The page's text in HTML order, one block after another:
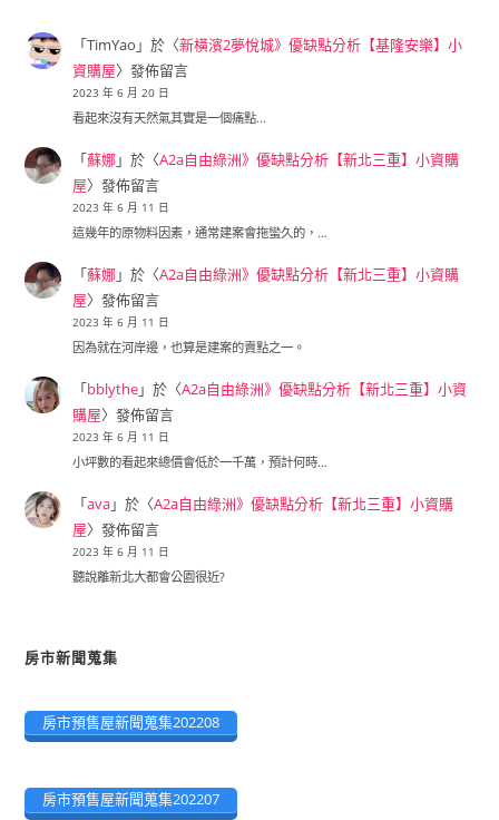
「TimYao 」於〈新橫濱2夢悅城》優缺點分析【基隆安樂】小
資購屋〉發佈留言
2023 年 6 月 20 日
看起來沒有天然氣其實是一個痛點...
「蘇娜」於〈A2a自由綠洲》優缺點分析【新北三重】小資購
屋〉發佈留言
2023 年 6 月 11 日
這幾年的原物料因素，通常建案會拖蠻久的，…
「蘇娜」於〈A2a自由綠洲》優缺點分析【新北三重】小資購
屋〉發佈留言
2023 年 6 月 11 日
因為就在河岸邊，也算是建案的賣點之一。
「bblythe」於〈A2a自由綠洲》優缺點分析【新北三重】小資
購屋〉發佈留言
2023 年 6 月 11 日
小坪數的看起來總價會低於一千萬，預計何時…
「ava」於〈A2a自由綠洲》優缺點分析【新北三重】小資購
屋〉發佈留言
2023 年 6 月 11 日
聽說離新北大都會公園很近?
房市新聞蒐集
房市預售屋新聞蒐集202208
房市預售屋新聞蒐集202207